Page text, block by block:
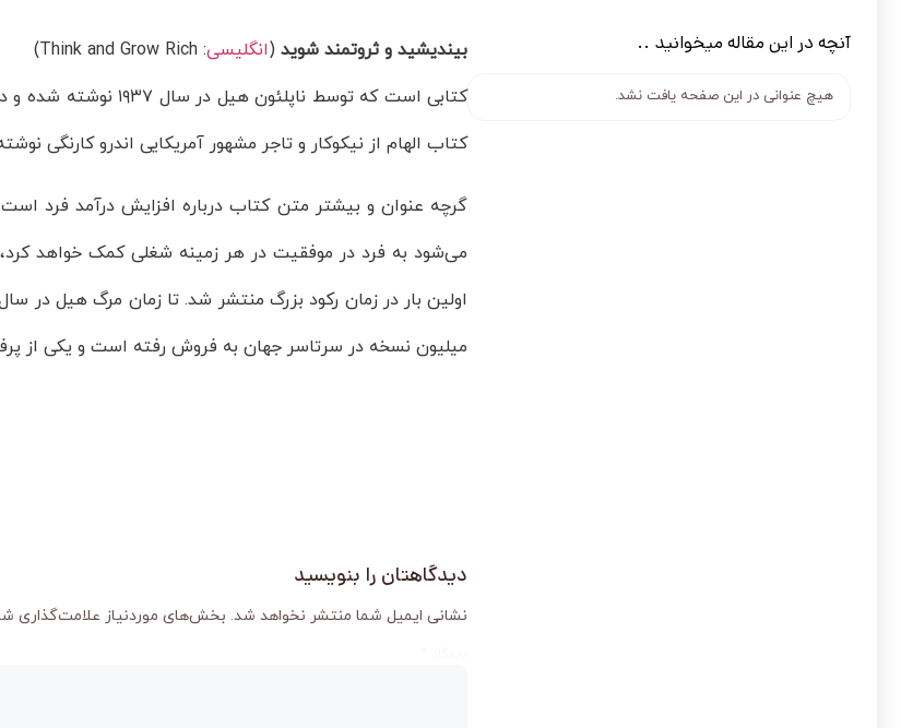
آنچه در این مقاله میخوانید ..
هیچ عنوانی در این صفحه یافت نشد.
بیندیشید و ثروتمند شوید(انگلیسی:
Think and Grow Rich
)
کتابی است که توسط
کتاب الهام از نیکوکار و تاجر مشهور آمریکایی اندرو کارنگی
گرچه عنوان و بیشتر متن کتاب درباره افزایش درآمد فرد
می‌شود به فرد در موفقیت در هر زمینه شغلی کمک خواهد
میلیون نسخه در سرتاسر جهان به فروش رفته است و یکی از
دیدگاهتان را بنویسید
نشانی ایمیل شما منتشر نخواهد شد. بخش‌های موردنیاز علامت‌گذاری